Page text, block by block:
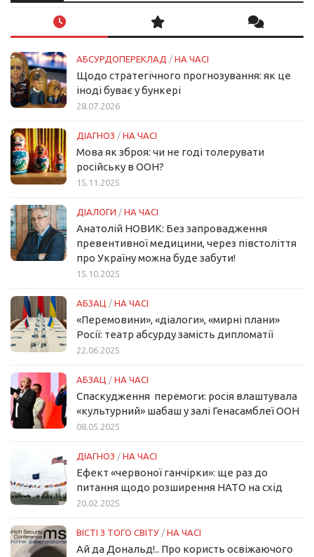
АБСУРДОПЕРЕКЛАД / НА ЧАСІ
Щодо стратегічного прогнозування: як це
іноді буває у бункері
28.07.2026
ДІАГНОЗ / НА ЧАСІ
Мова як зброя: чи не годі толерувати
російську в ООН?
15.11.2025
ДІАЛОГИ / НА ЧАСІ
Анатолій НОВИК: Без запровадження
превентивної медицини, через півстоліття
про Україну можна буде забути!
15.10.2025
АБЗАЦ / НА ЧАСІ
«Перемовини», «діалоги», «мирні плани»
Росії: театр абсурду замість дипломатії
22.06.2025
АБЗАЦ / НА ЧАСІ
Спаскудження перемоги: росія влаштувала
«культурний» шабаш у залі Генасамблеї ООН
08.05.2025
ДІАГНОЗ / НА ЧАСІ
Ефект «червоної ганчірки»: ще раз до
питання щодо розширення НАТО на схід
20.02.2025
ВІСТІ З ТОГО СВІТУ / НА ЧАСІ
Ай да Дональд!.. Про користь освіжаючого